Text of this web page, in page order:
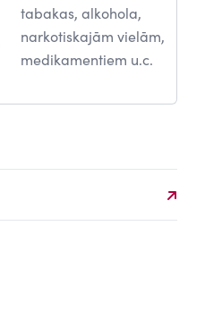
tabakas, alkohola,
narkotiskajām vielām,
medikamentiem u.c.